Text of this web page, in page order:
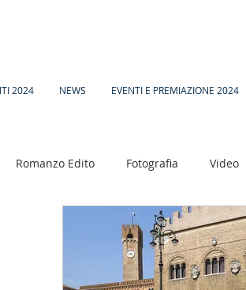
2024 NEWS EVENTI E PREMIAZIONE 2024
Romanzo Edito Fotografia Video